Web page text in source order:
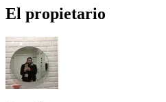
El propietario